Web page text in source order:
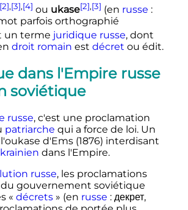
[2],[3],[4] ou ukase[2],[3] (en russe :
parfois orthographié
un terme juridique russe, dont
droit romain est décret ou édit.
dans l'Empire russe
soviétique
russe, c'est une proclamation
patriarche qui a force de loi. Un
d'Ems (1876) interdisant
dans l'Empire.
russe, les proclamations
gouvernement soviétique
« décrets » (en russe : декрет,